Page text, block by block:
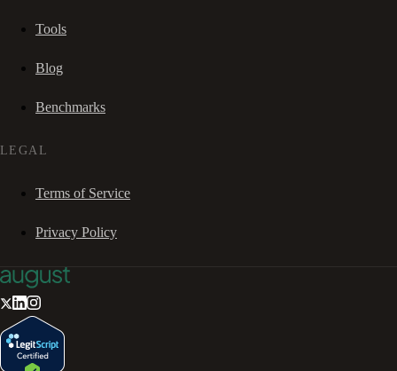
Tools
Blog
Benchmarks
LEGAL
Terms of Service
Privacy Policy